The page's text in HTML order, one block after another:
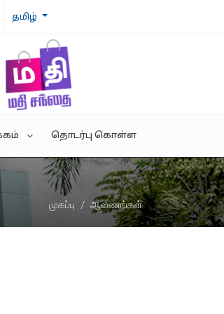
தமிழ்
கதைகள்
அமைப்பு
தொடர்பு கொள்ள
முகப்பு ஆவணங்கள்